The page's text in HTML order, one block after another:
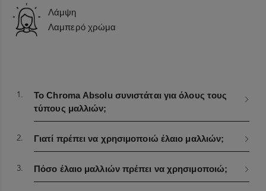
Λάμψη
Λαμπερό χρώμα
Εκχύλισμα Centella Asiatica
Ένα χιλιετές αναγεννητικό φυτό που χρησιμοποιείται
τις θεραπευτικές και επουλωτικές του ιδιότητες.
Συστατικά
ISODODECANE ● DIMETHICONE ● C11-13 ISOALKANE ●
1.
Το Chroma Absolu συνιστάται για όλους τους
τύπους μαλλιών;
2. Γιατί πρέπει να χρησιμοποιώ έλαιο μαλλιών;
3. Πόσο έλαιο μαλλιών πρέπει να χρησιμοποιώ;